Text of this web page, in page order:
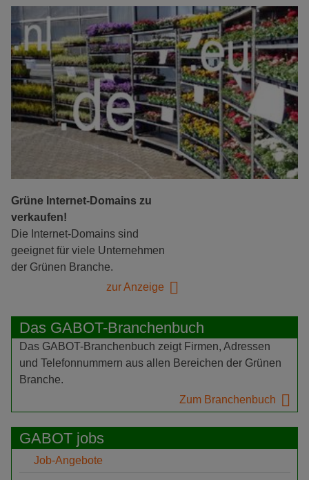
Grüne Internet-Domains zu
verkaufen!
Die Internet-Domains sind
geeignet für viele Unternehmen
der Grünen Branche.
zur Anzeige
Das GABOT-Branchenbuch
Das GABOT-Branchenbuch zeigt Firmen, Adressen
und Telefonnummern aus allen Bereichen der Grünen
Branche.
Zum Branchenbuch
GABOT jobs
Job-Angebote